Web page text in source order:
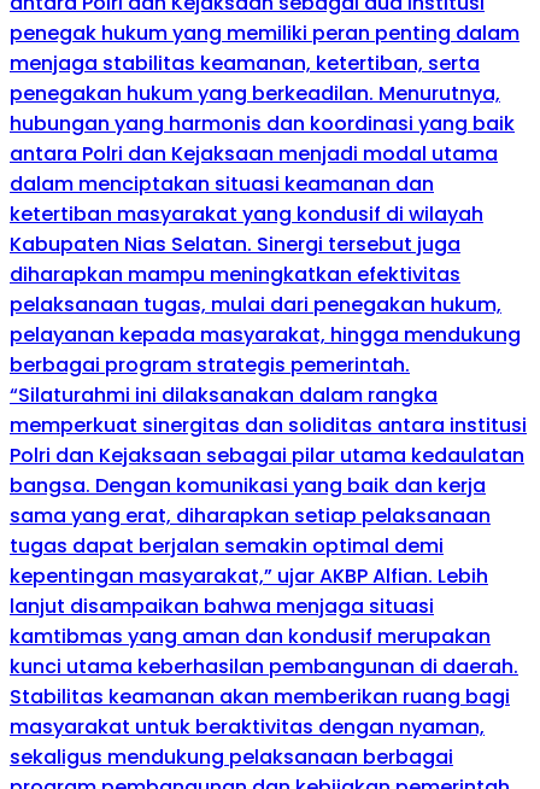
penegak hukum yang memiliki peran penting dalam
menjaga stabilitas keamanan, ketertiban, serta
penegakan hukum yang berkeadilan. Menurutnya,
hubungan yang harmonis dan koordinasi yang baik
antara Polri dan Kejaksaan menjadi modal utama
dalam menciptakan situasi keamanan dan
ketertiban masyarakat yang kondusif di wilayah
Kabupaten Nias Selatan. Sinergi tersebut juga
diharapkan mampu meningkatkan efektivitas
pelaksanaan tugas, mulai dari penegakan hukum,
pelayanan kepada masyarakat, hingga mendukung
berbagai program strategis pemerintah.
“Silaturahmi ini dilaksanakan dalam rangka
memperkuat sinergitas dan soliditas antara institusi
Polri dan Kejaksaan sebagai pilar utama kedaulatan
bangsa. Dengan komunikasi yang baik dan kerja
sama yang erat, diharapkan setiap pelaksanaan
tugas dapat berjalan semakin optimal demi
kepentingan masyarakat,” ujar AKBP Alfian. Lebih
lanjut disampaikan bahwa menjaga situasi
kamtibmas yang aman dan kondusif merupakan
kunci utama keberhasilan pembangunan di daerah.
Stabilitas keamanan akan memberikan ruang bagi
masyarakat untuk beraktivitas dengan nyaman,
sekaligus mendukung pelaksanaan berbagai